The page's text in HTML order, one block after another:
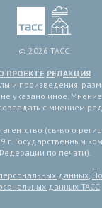
© 2026 ТАСС
ПРОЕКТЕ РЕДАКЦИЯ
и произведения,
указано иное.
с мнением
(св-во о
г. Государственным
по печати).
данных
данных ТАСС